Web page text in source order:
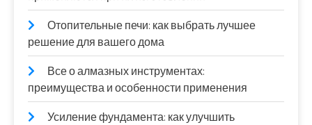
Отопительные печи: как выбрать лучшее
решение для вашего дома
Все о алмазных инструментах:
преимущества и особенности применения
Усиление фундамента: как улучшить